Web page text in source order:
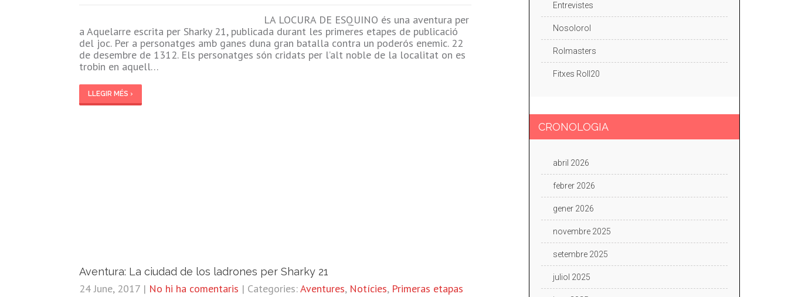
LA LOCURA DE ESQUINO és una aventura per
a Aquelarre escrita per Sharky 21, publicada durant les primeres etapes de publicació
del joc. Per a personatges amb ganes duna gran batalla contra un poderós enemic. 22
de desembre de 1312. Els personatges són cridats per l’alt noble de la localitat on es
trobin en aquell…
LLEGIR MÉS ›
Aventura: La ciudad de los ladrones per Sharky 21
24 June, 2017 | No hi ha comentaris | Categories:Aventures, Notícies, Primeras etapas
Entrevistes
Nosolorol
Rolmasters
Fitxes Roll20
CRONOLOGIA
abril 2026
febrer 2026
gener 2026
novembre 2025
setembre 2025
juliol 2025